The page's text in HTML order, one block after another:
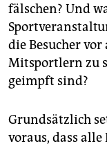
fälschen? Und
die Besucher
Mitsportlern zu
geimpft sind?
Grundsätzlich
voraus, dass